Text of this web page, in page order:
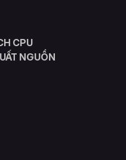
CPU
NGUỒN